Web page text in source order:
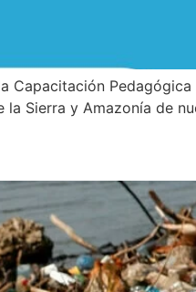
Capacitación
Sierra y Amazonía de